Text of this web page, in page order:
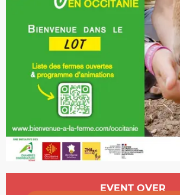
Opening hours & contact
EVENT OVER